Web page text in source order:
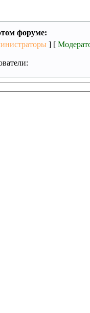
форуме:
] [